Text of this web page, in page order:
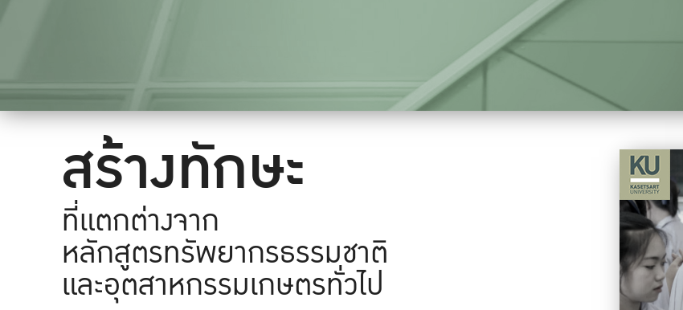
สร้างทักษะ
ที่แตกต่างจาก
หลักสูตรทรัพยากรธรรมชาติ
และอุตสาหกรรมเกษตรทั่วไป